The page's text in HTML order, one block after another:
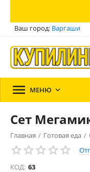
Ваш город: Варгаши
 МЕНЮ 
Сет
Главная / Готовая еда /
КОД: 63